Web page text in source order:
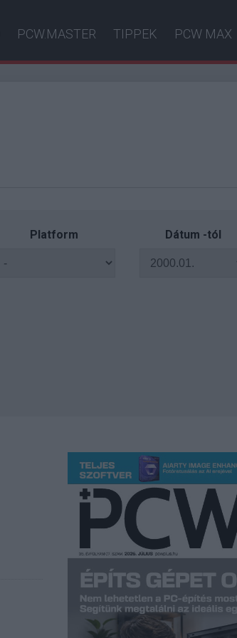
PCW.MASTER TIPPEK PCW MAX
Platform Dátum -tól